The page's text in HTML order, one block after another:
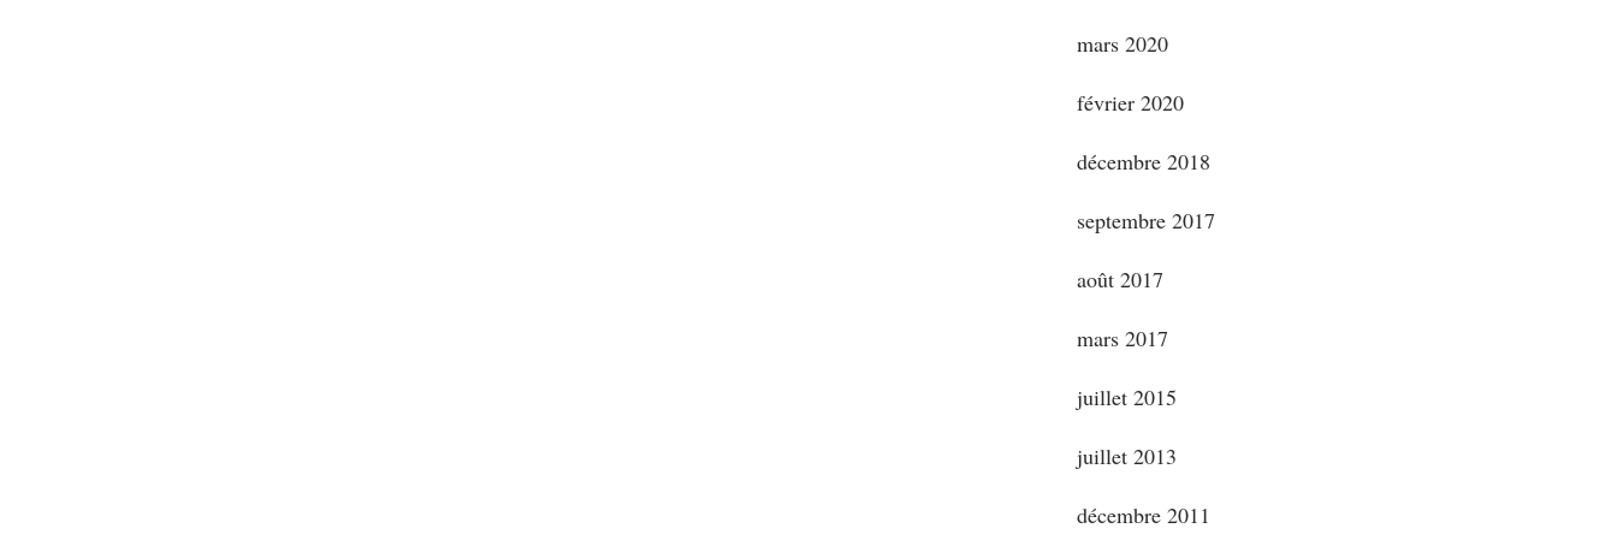
mars 2020
février 2020
décembre 2018
septembre 2017
août 2017
mars 2017
juillet 2015
juillet 2013
décembre 2011